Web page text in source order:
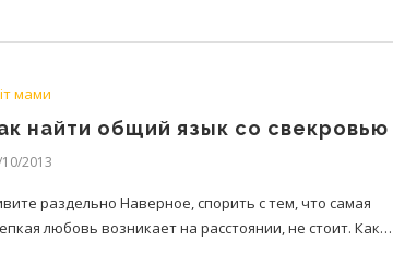
мами
найти общий язык со свекровью
2013
раздельно Наверное, спорить с тем, что самая
любовь возникает на расстоянии, не стоит. Как…